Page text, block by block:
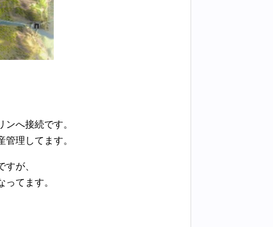
へ接続です。
理してます。
が、
てます。